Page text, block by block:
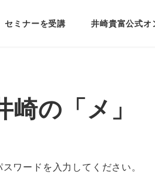
セミナーを受講 井崎貴富公式オ
の「メ」
ワードを入力してください。